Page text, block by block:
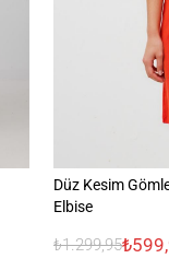
Düz Kesim
Elbise
₺1.299,95